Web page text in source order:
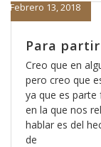
Para
Febrero 13, 2018
Creo que en
pero creo que
ya que es parte
en la que nos
hablar es del
de